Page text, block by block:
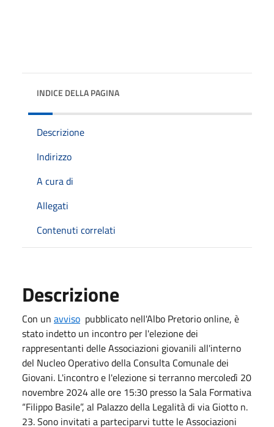
INDICE DELLA PAGINA
Descrizione
Indirizzo
A cura di
Allegati
Contenuti correlati
Descrizione
Con un avviso pubblicato nell'Albo Pretorio online, è
stato indetto un incontro per l'elezione dei
rappresentanti delle Associazioni giovanili all'interno
del Nucleo Operativo della Consulta Comunale dei
Giovani. L'incontro e l'elezione si terranno mercoledì 20
novembre 2024 alle ore 15:30 presso la Sala Formativa
“Filippo Basile”, al Palazzo della Legalità di via Giotto n.
23. Sono invitati a parteciparvi tutte le Associazioni